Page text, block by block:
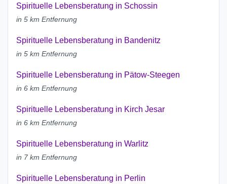
Spirituelle Lebensberatung in Schossin
in 5 km Entfernung
Spirituelle Lebensberatung in Bandenitz
in 5 km Entfernung
Spirituelle Lebensberatung in Pätow-Steegen
in 6 km Entfernung
Spirituelle Lebensberatung in Kirch Jesar
in 6 km Entfernung
Spirituelle Lebensberatung in Warlitz
in 7 km Entfernung
Spirituelle Lebensberatung in Perlin